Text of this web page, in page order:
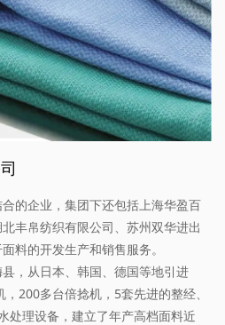
的企业，集团下还包括上海华盈百
丰帛纺织有限公司、苏州双华进出
料的开发生产和销售服务。
，从日本、韩国、德国等地引进
200多台倍捻机，5套先进的整经、
处理设备，建立了年产高档面料近